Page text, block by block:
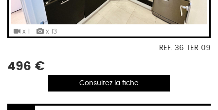
x 1 x 13
REF. 36 TER 09
496 €
Consultez la fiche